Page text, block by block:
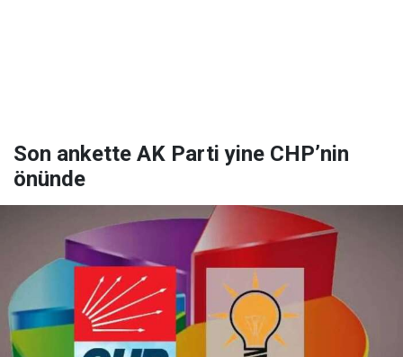
Son ankette AK Parti yine CHP’nin
önünde